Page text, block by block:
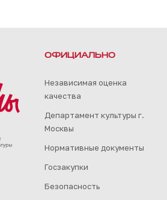
ОФИЦИАЛЬНО
Независимая оценка
качества
Департамент культуры г.
Москвы
Нормативные документы
Госзакупки
Безопасность